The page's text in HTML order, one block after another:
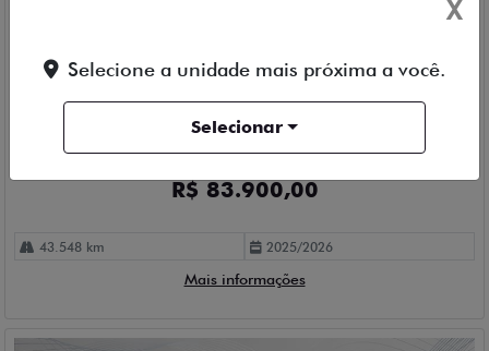
Belcar Fiat Detran
R$ 83.900,00
43.548 km 2025/2026
Mais informações
X
Selecione a unidade mais próxima a você.
Selecionar